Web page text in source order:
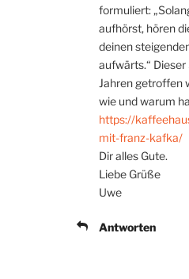
formuliert:
aufhörst, hören
deinen
aufwärts.“
Jahren getroffen
wie und warum
https://
mit-franz-kafka/
Dir alles Gute.
Liebe Grüße
Uwe
Antworten